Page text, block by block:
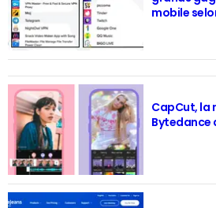
mobile
CapCut, la
Bytedance